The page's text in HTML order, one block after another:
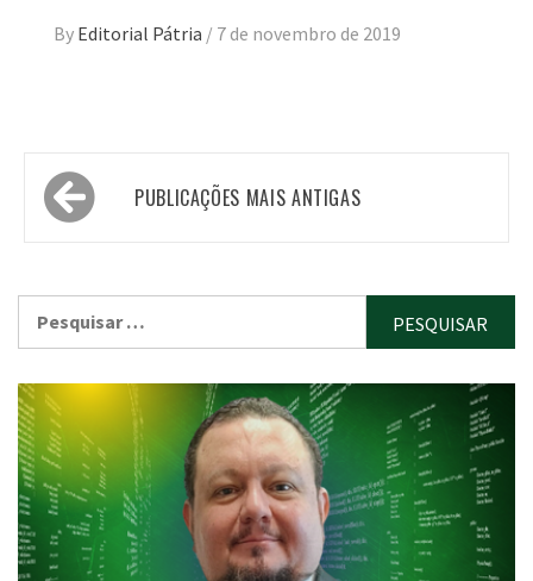
By Editorial Pátria / 7 de novembro de 2019
Navegação
por PUBLICAÇÕES MAIS ANTIGAS